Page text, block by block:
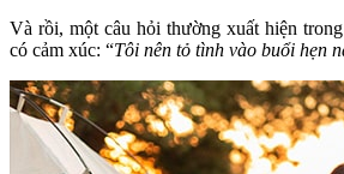
Và rồi, một câu hỏi thường xuất hiện
có cảm xúc: “Tôi nên tỏ tình vào buổi hẹn